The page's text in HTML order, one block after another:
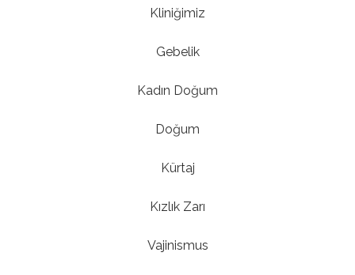
Kliniğimiz
Gebelik
Kadın Doğum
Doğum
Kürtaj
Kızlık Zarı
Vajinismus